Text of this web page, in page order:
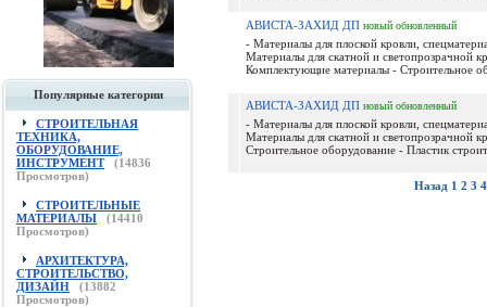
Популярные категории
СТРОИТЕЛЬНАЯ
ТЕХНИКА,
ОБОРУДОВАНИЕ,
ИНСТРУМЕНТ
(14836
Просмотров)
СТРОИТЕЛЬНЫЕ
МАТЕРИАЛЫ
(14410
Просмотров)
АРХИТЕКТУРА,
СТРОИТЕЛЬСТВО,
ДИЗАЙН
(13882
Просмотров)
АВИСТА-ЗАХИД ДП новый обновленный
- Материалы для плоской кровли,
Материалы для скатной и светопрозрачной
Комплектующие материалы - Строительное
АВИСТА-ЗАХИД ДП новый обновленный
- Материалы для плоской кровли,
Материалы для скатной и светопрозрачной
Строительное оборудование - Пластик
Назад 1 2 3 4